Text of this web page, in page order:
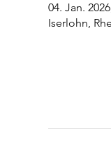
04. Jan.
Iserlohn,